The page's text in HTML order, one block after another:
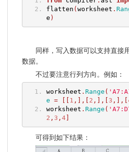
flatten (worksheet .
e )
同样，写入数据可以支持直接
数据。
不过要注意行列方向。例如：
worksheet . Range (
e = [[ 1 ,],[ 2 ,],[ 3 ,],[
worksheet . Range (
2 , 3 , 4]
可得到如下结果：